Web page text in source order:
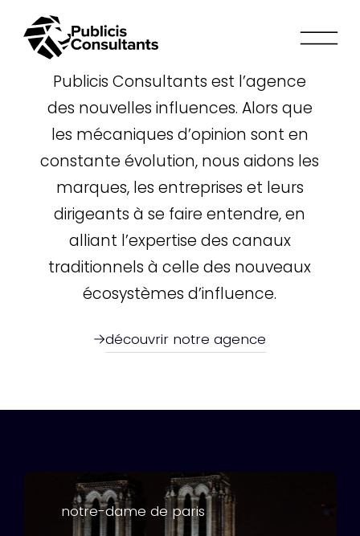
Publicis
Consultants
nouvelles
influences
Publicis Consultants est l’agence
des nouvelles influences. Alors que
les mécaniques d’opinion sont en
constante évolution, nous aidons les
marques, les entreprises et leurs
dirigeants à se faire entendre, en
alliant l’expertise des canaux
traditionnels à celle des nouveaux
écosystèmes d’influence.
découvrir notre agence
notre-dame de paris